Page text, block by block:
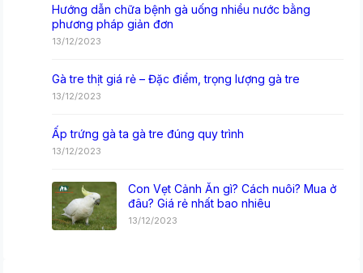
Hướng dẫn chữa bệnh gà uống nhiều nước bằng
phương pháp giản đơn
13/12/2023
Gà tre thịt giá rẻ – Đặc điểm, trọng lượng gà tre
13/12/2023
Ấp trứng gà ta gà tre đúng quy trình
13/12/2023
Con Vẹt Cảnh Ăn gì? Cách nuôi? Mua ở
đâu? Giá rẻ nhất bao nhiêu
13/12/2023